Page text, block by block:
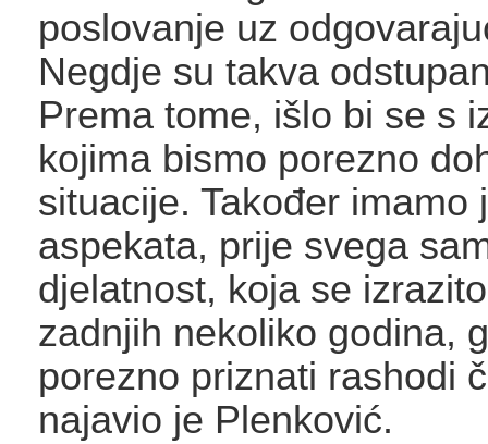
poslovanje uz
Negdje su takva
Prema tome, išlo bi se s
kojima bismo porezno
situacije. Također imamo
aspekata, prije svega
djelatnost, koja se
zadnjih nekoliko godina,
porezno priznati rashodi
najavio je Plenković.